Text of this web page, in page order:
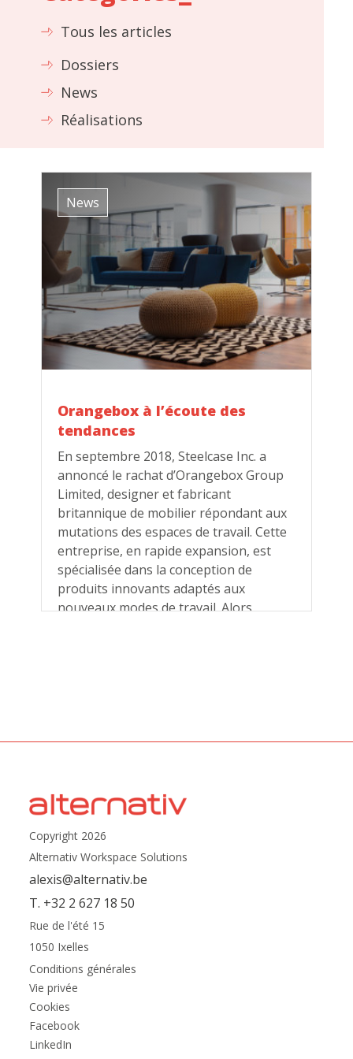
Tous les articles
Dossiers
News
Réalisations
News
Orangebox à l’écoute des
tendances
En septembre 2018, Steelcase Inc. a
annoncé le rachat d’Orangebox Group
Limited, designer et fabricant
britannique de mobilier répondant aux
mutations des espaces de travail. Cette
entreprise, en rapide expansion, est
spécialisée dans la conception de
produits innovants adaptés aux
nouveaux modes de travail. Alors,
Copyright 2026
Alternativ Workspace Solutions
alexis@alternativ.be
T. +32 2 627 18 50
Rue de l'été 15
1050 Ixelles
Conditions générales
Vie privée
Cookies
Facebook
LinkedIn